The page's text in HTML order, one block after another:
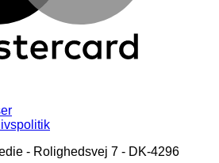
- Rolighedsvej 7 - DK-4296